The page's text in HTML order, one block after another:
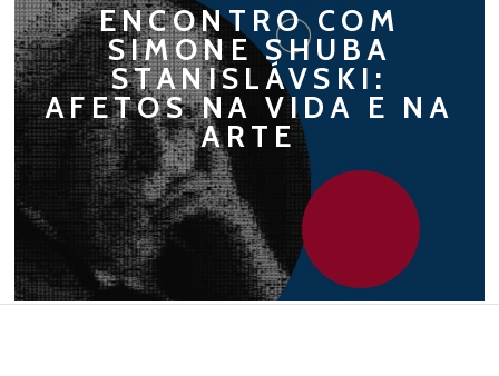
ENCONTRO COM
SIMONE SHUBA
STANISLÁVSKI:
AFETOS NA VIDA E NA
ARTE